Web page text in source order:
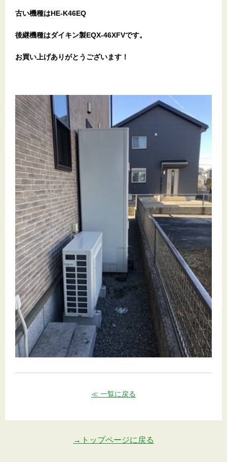
古い機種はHE-K46EQ
後継機種はダイキン製EQX-46XFVです。
お買い上げありがとうございます！
≪ 一覧に戻る
→トップページに戻る